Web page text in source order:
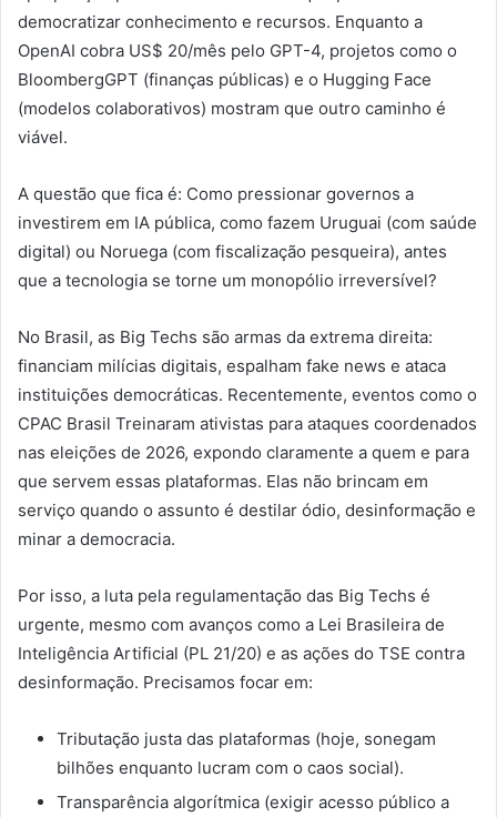
democratizar conhecimento e recursos. Enquanto a
OpenAI cobra US$ 20/mês pelo GPT-4, projetos como o
BloombergGPT (finanças públicas) e o Hugging Face
(modelos colaborativos) mostram que outro caminho é
viável.
A questão que fica é: Como pressionar governos a
investirem em IA pública, como fazem Uruguai (com saúde
digital) ou Noruega (com fiscalização pesqueira), antes
que a tecnologia se torne um monopólio irreversível?
No Brasil, as Big Techs são armas da extrema direita:
financiam milícias digitais, espalham fake news e ataca
instituições democráticas. Recentemente, eventos como o
CPAC Brasil Treinaram ativistas para ataques coordenados
nas eleições de 2026, expondo claramente a quem e para
que servem essas plataformas. Elas não brincam em
serviço quando o assunto é destilar ódio, desinformação e
minar a democracia.
Por isso, a luta pela regulamentação das Big Techs é
urgente, mesmo com avanços como a Lei Brasileira de
Inteligência Artificial (PL 21/20) e as ações do TSE contra
desinformação. Precisamos focar em:
Tributação justa das plataformas (hoje, sonegam
bilhões enquanto lucram com o caos social).
Transparência algorítmica (exigir acesso público a